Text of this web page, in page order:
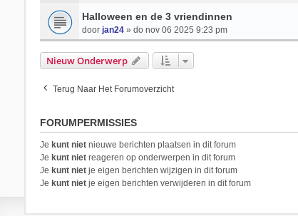
Halloween en de 3 vriendinnen
door jan24» do nov 06 2025 9:23 pm
Nieuw Onderwerp
Terug Naar Het Forumoverzicht
FORUMPERMISSIES
Je kunt nietnieuwe berichten plaatsen in dit forum
Je kunt nietreageren op onderwerpen in dit forum
Je kunt nietje eigen berichten wijzigen in dit forum
Je kunt nietje eigen berichten verwijderen in dit forum